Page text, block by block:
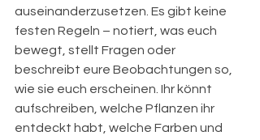
auseinanderzusetzen. Es gibt keine
festen Regeln – notiert, was euch
bewegt, stellt Fragen oder
beschreibt eure Beobachtungen so,
wie sie euch erscheinen. Ihr könnt
aufschreiben, welche Pflanzen ihr
entdeckt habt, welche Farben und